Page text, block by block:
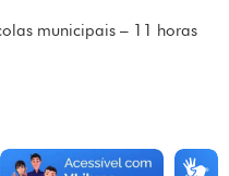
municipais – 11 horas